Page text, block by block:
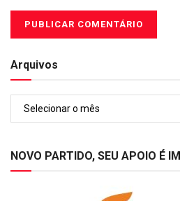
Arquivos
NOVO PARTIDO, SEU APOIO É